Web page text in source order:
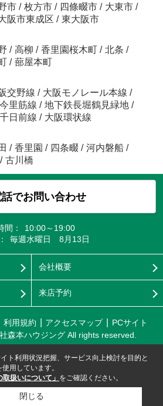
市 / 枚方市 / 四條畷市 / 大東市 /
阪市東成区 / 東大阪市
/ 高柳 / 香里園桜木町 / 北条 /
/ 蔀屋本町
交野線 / 大阪モノレール本線 /
里筋線 / 地下鉄長堀鶴見緑地 /
日前線 / 大阪環状線
/ 香里園 / 四条畷 / 河内磐船 /
/ 古川橋
話でお問い合わせ
間：
10:00～19:00
毎週水曜日 8月13日
会社概要
来店予約
利用規約 アクセスマップ
PCサイト
森本ハウジング All rights reserved.
ト利用状況把握、サービス向上検討を目的と
用しています。
取扱いについて」 をご確認ください。
閉じる